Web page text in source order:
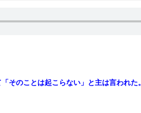
そのことは起こらない」と主は言われた。